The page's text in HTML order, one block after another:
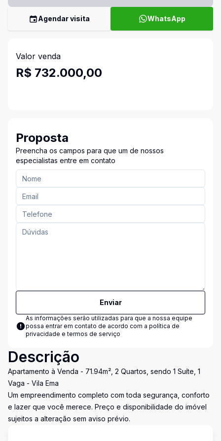
Agendar visita WhatsApp
Valor venda
R$ 732.000,00
Proposta
Preencha os campos para que um de nossos
especialistas entre em contato
Enviar
As informações serão utilizadas para que a nossa equipe
possa entrar em contato de acordo com a política de
privacidade e termos de serviço
Descrição
Apartamento à Venda - 71.94m², 2 Quartos, sendo 1 Suíte, 1
Vaga - Vila Ema
Um empreendimento completo com toda segurança, conforto
e lazer que você merece. Preço e disponibilidade do imóvel
sujeitos a alteração sem aviso prévio.